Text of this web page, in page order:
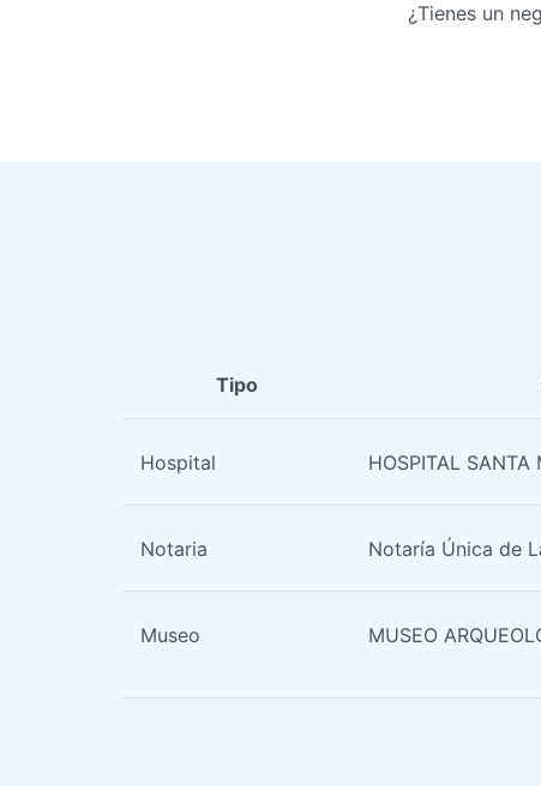
¿Tienes un
Tipo
Hospital HOSPITAL SANTA
Notaria Notaría Única de
Museo MUSEO